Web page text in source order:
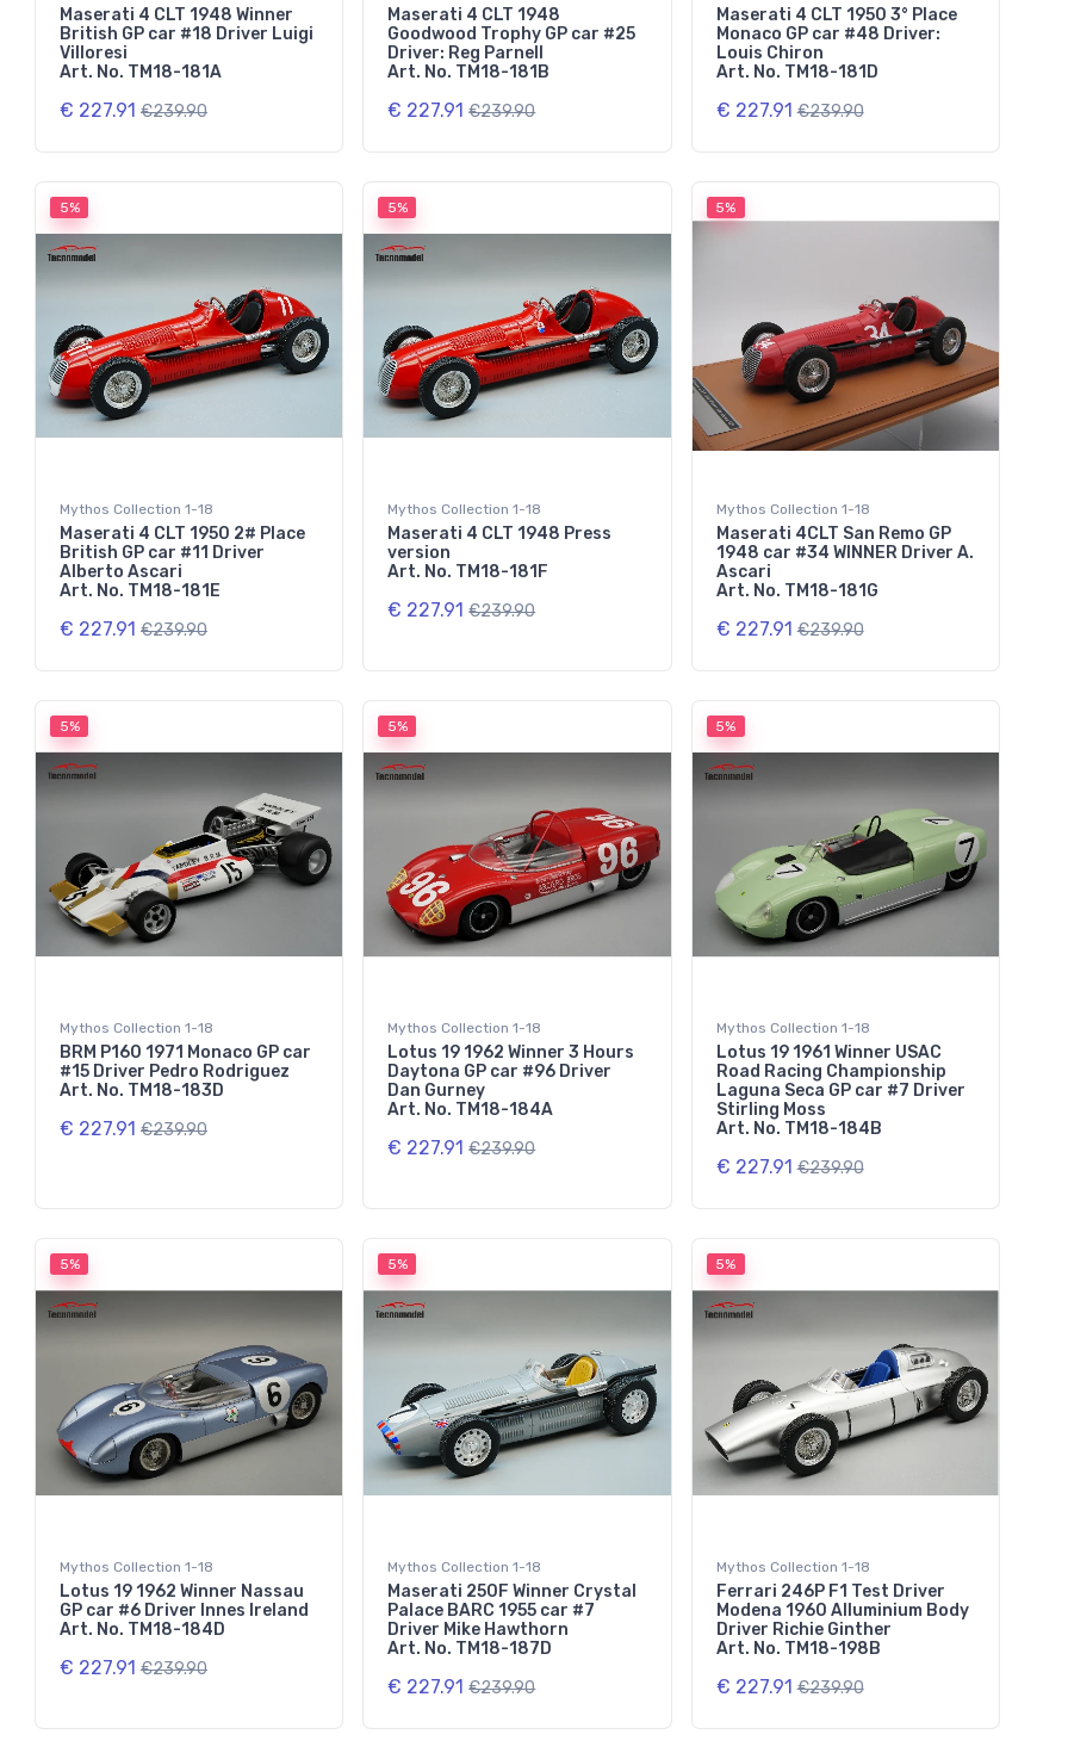
Maserati 4 CLT 1948 Winner
British GP car #18 Driver Luigi
Villoresi
Art. No. TM18-181A
€ 227.91 €239.90
Maserati 4 CLT 1948
Goodwood Trophy GP car #25
Driver: Reg Parnell
Art. No. TM18-181B
€ 227.91 €239.90
Maserati 4 CLT 1950 3° Place
Monaco GP car #48 Driver:
Louis Chiron
Art. No. TM18-181D
€ 227.91 €239.90
5%
Mythos Collection 1-18
Maserati 4 CLT 1950 2# Place
British GP car #11 Driver
Alberto Ascari
Art. No. TM18-181E
€ 227.91 €239.90
5%
Mythos Collection 1-18
Maserati 4 CLT 1948 Press
version
Art. No. TM18-181F
€ 227.91 €239.90
5%
Mythos Collection 1-18
Maserati 4CLT San Remo GP
1948 car #34 WINNER Driver A.
Ascari
Art. No. TM18-181G
€ 227.91 €239.90
5%
Mythos Collection 1-18
BRM P160 1971 Monaco GP car
#15 Driver Pedro Rodriguez
Art. No. TM18-183D
€ 227.91 €239.90
5%
Mythos Collection 1-18
Lotus 19 1962 Winner 3 Hours
Daytona GP car #96 Driver
Dan Gurney
Art. No. TM18-184A
€ 227.91 €239.90
5%
Mythos Collection 1-18
Lotus 19 1961 Winner USAC
Road Racing Championship
Laguna Seca GP car #7 Driver
Stirling Moss
Art. No. TM18-184B
€ 227.91 €239.90
5%
Mythos Collection 1-18
Lotus 19 1962 Winner Nassau
GP car #6 Driver Innes Ireland
Art. No. TM18-184D
€ 227.91 €239.90
5%
Mythos Collection 1-18
Maserati 250F Winner Crystal
Palace BARC 1955 car #7
Driver Mike Hawthorn
Art. No. TM18-187D
€ 227.91 €239.90
5%
Mythos Collection 1-18
Ferrari 246P F1 Test Driver
Modena 1960 Alluminium Body
Driver Richie Ginther
Art. No. TM18-198B
€ 227.91 €239.90